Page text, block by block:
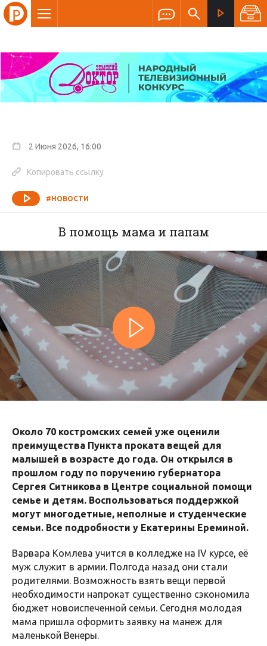
2 Июня 2026, 16:00
Копировать ссылку
#НОВОСТИ
В помощь мама и папам
Около 70 костромских семей уже оценили
преимущества Пункта проката вещей для
малышей в возрасте до года. Он открылся в
прошлом году по поручению губернатора
Сергея Ситникова в Центре социальной помощи
семье и детям. Воспользоваться поддержкой
могут многодетные, неполные и студенческие
семьи. Все подробности у Екатерины Ереминой.
Варвара Комлева учится в колледже на IV курсе, её
муж служит в армии. Полгода назад они стали
родителями. Возможность взять вещи первой
необходимости напрокат существенно сэкономила
бюджет новоиспеченной семьи. Сегодня молодая
мама пришла оформить заявку на манеж для
маленькой Венеры.